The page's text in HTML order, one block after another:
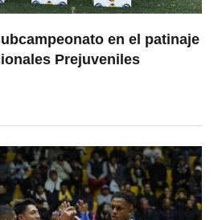
en el patinaje
Prejuveniles